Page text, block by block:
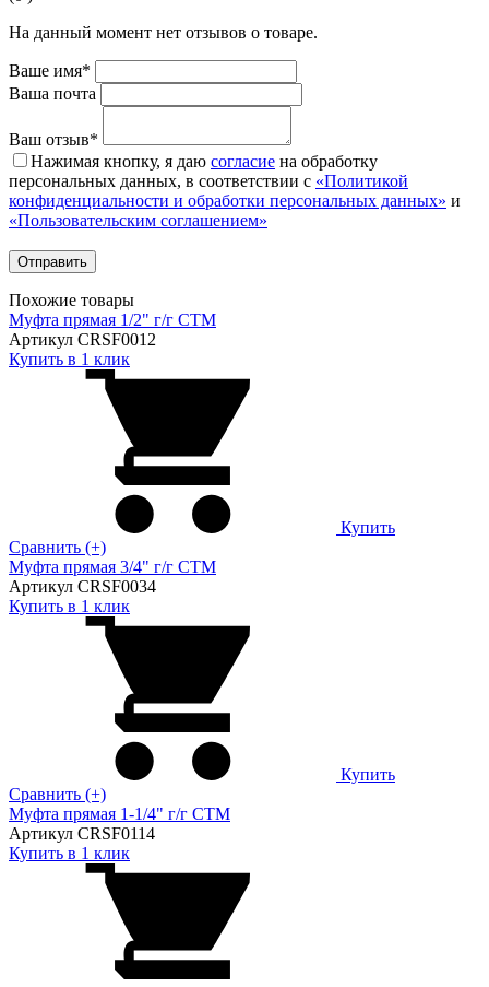
На данный момент нет отзывов о товаре.
Ваше имя*
Ваша почта
Ваш отзыв*
Нажимая кнопку, я даю согласие на обработку
персональных данных, в соответствии с «Политикой
конфиденциальности и обработки персональных данных» и
«Пользовательским соглашением»
Похожие товары
Муфта прямая 1/2" г/г CTM
Артикул CRSF0012
Купить в 1 клик
Купить
Сравнить (+)
Муфта прямая 3/4" г/г CTM
Артикул CRSF0034
Купить в 1 клик
Купить
Сравнить (+)
Муфта прямая 1-1/4" г/г CTM
Артикул CRSF0114
Купить в 1 клик